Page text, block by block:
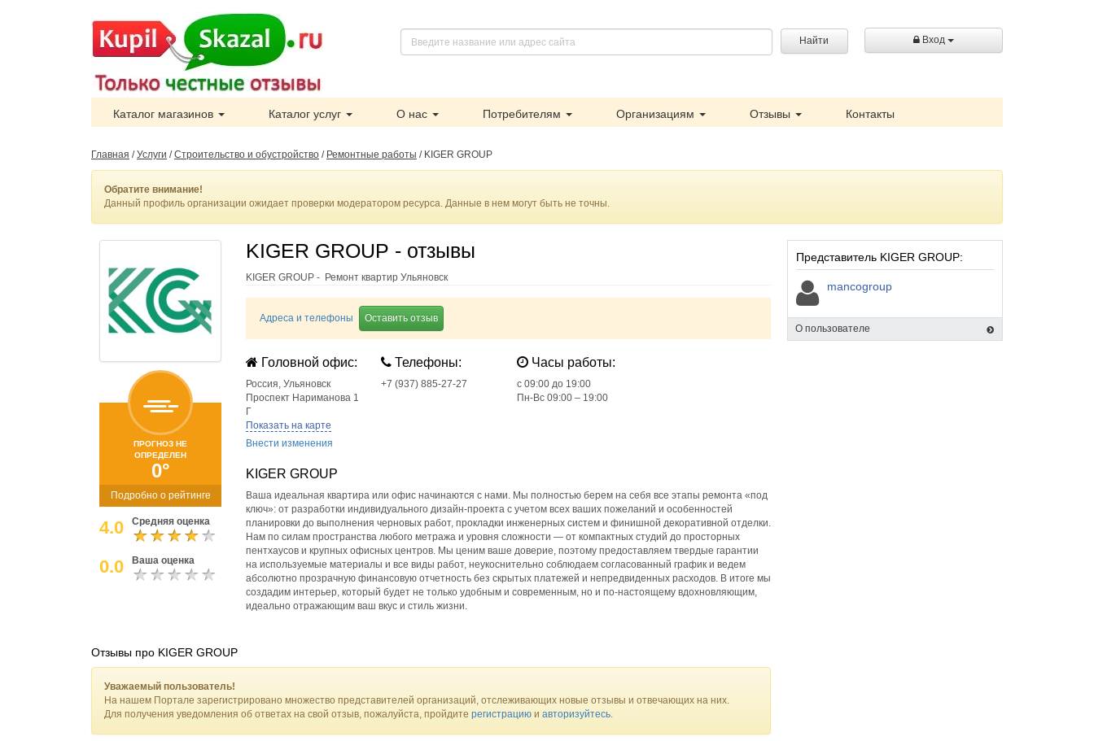
Найти Вход
Каталог магазинов Каталог услуг О нас Потребителям Организациям Отзывы Контакты
Главная /Услуги /Строительство и обустройство / Ремонтные работы / KIGER GROUP
Обратите внимание!
Данный профиль организации ожидает проверки модератором ресурса. Данные в нем могут быть не точны.
ПРОГНОЗ НЕ
ОПРЕДЕЛЕН
0°
Подробно о рейтинге
4.0 Средняя оценка
0.0 Ваша оценка
KIGER GROUP - отзывы
KIGER GROUP - Ремонт квартир Ульяновск
Адреса и телефоны Оставить отзыв
Головной офис:
Россия, Ульяновск
Проспект Нариманова 1
Г
Показать на карте
Внести изменения
Телефоны:
+7 (937) 885-27-27
Часы работы:
c 09:00 до 19:00
Пн-Вс 09:00 – 19:00
KIGER GROUP
Ваша идеальная квартира или офис начинаются с нами. Мы полностью берем на себя все этапы ремонта «под
ключ»: от разработки индивидуального дизайн-проекта с учетом всех ваших пожеланий и особенностей
планировки до выполнения черновых работ, прокладки инженерных систем и финишной декоративной отделки.
Нам по силам пространства любого метража и уровня сложности — от компактных студий до просторных
пентхаусов и крупных офисных центров. Мы ценим ваше доверие, поэтому предоставляем твердые гарантии
на используемые материалы и все виды работ, неукоснительно соблюдаем согласованный график и ведем
абсолютно прозрачную финансовую отчетность без скрытых платежей и непредвиденных расходов. В итоге мы
создадим интерьер, который будет не только удобным и современным, но и по-настоящему вдохновляющим,
идеально отражающим ваш вкус и стиль жизни.
Представитель KIGER GROUP:
mancogroup
О пользователе
Отзывы про KIGER GROUP
Уважаемый пользователь!
На нашем Портале зарегистрировано множество представителей организаций, отслеживающих новые отзывы и отвечающих на них.
Для получения уведомления об ответах на свой отзыв, пожалуйста, пройдите регистрацию и авторизуйтесь.